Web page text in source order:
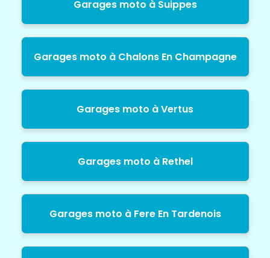
Garages moto à Suippes
Garages moto à Chalons En Champagne
Garages moto à Vertus
Garages moto à Rethel
Garages moto à Fere En Tardenois